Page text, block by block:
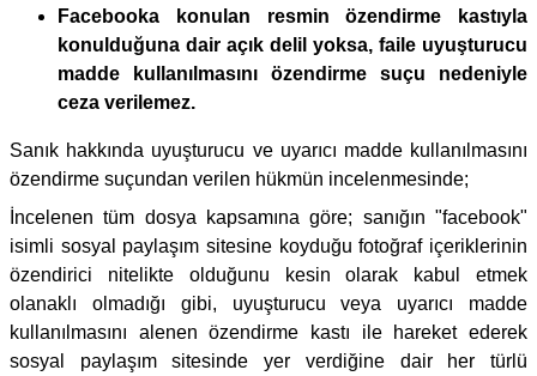
Facebooka konulan resmin özendirme kastıyla
konulduğuna dair açık delil yoksa, faile uyuşturucu
madde kullanılmasını özendirme suçu nedeniyle
ceza verilemez.
Sanık hakkında uyuşturucu ve uyarıcı madde kullanılmasını
özendirme suçundan verilen hükmün incelenmesinde;
İncelenen tüm dosya kapsamına göre; sanığın "facebook"
isimli sosyal paylaşım sitesine koyduğu fotoğraf içeriklerinin
özendirici nitelikte olduğunu kesin olarak kabul etmek
olanaklı olmadığı gibi, uyuşturucu veya uyarıcı madde
kullanılmasını alenen özendirme kastı ile hareket ederek
sosyal paylaşım sitesinde yer verdiğine dair her türlü